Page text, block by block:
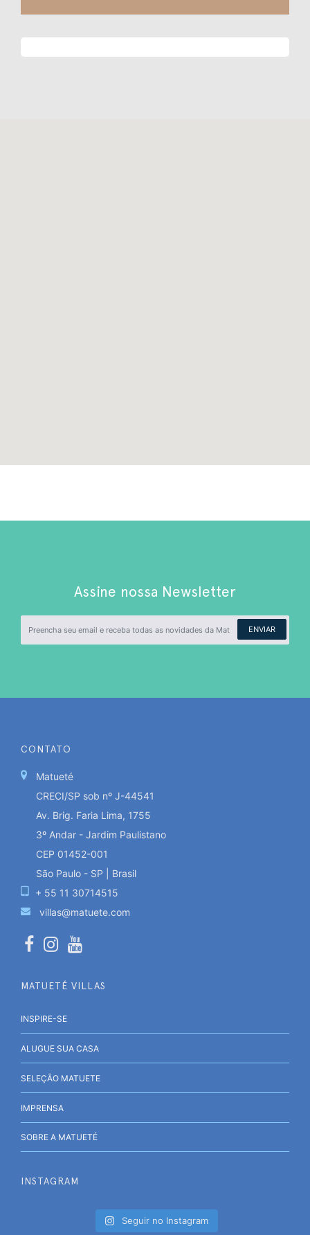
Assine nossa Newsletter
ENVIAR
CONTATO
Matueté
CRECI/SP sob nº J-44541
Av. Brig. Faria Lima, 1755
3º Andar - Jardim Paulistano
CEP 01452-001
São Paulo - SP | Brasil
+ 55 11 30714515
villas@matuete.com
MATUETÉ VILLAS
INSPIRE-SE
ALUGUE SUA CASA
SELEÇÃO MATUETE
IMPRENSA
SOBRE A MATUETÉ
INSTAGRAM
Seguir no Instagram